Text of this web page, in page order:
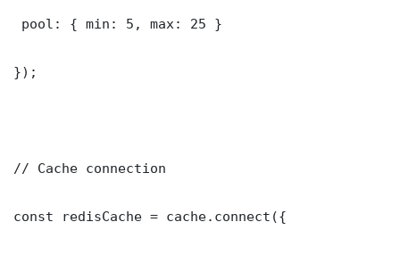
pool: { min: 5, max: 25 }
});
// Cache connection
const redisCache = cache.connect({